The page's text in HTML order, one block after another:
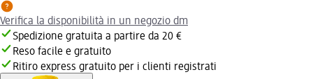
Verifica la disponibilità in un negozio dm
Spedizione gratuita a partire da 20 €
Reso facile e gratuito
Ritiro express gratuito per i clienti registrati